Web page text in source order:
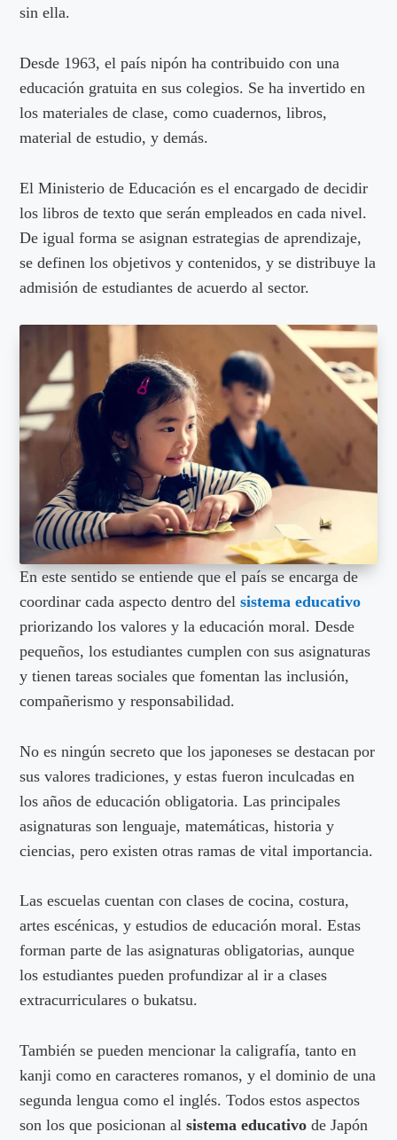
sin ella.
Desde 1963, el país nipón ha contribuido con una
educación gratuita en sus colegios. Se ha invertido en
los materiales de clase, como cuadernos, libros,
material de estudio, y demás.
El Ministerio de Educación es el encargado de decidir
los libros de texto que serán empleados en cada nivel.
De igual forma se asignan estrategias de aprendizaje,
se definen los objetivos y contenidos, y se distribuye la
admisión de estudiantes de acuerdo al sector.
En este sentido se entiende que el país se encarga de
coordinar cada aspecto dentro delsistema educativo
priorizando los valores y la educación moral. Desde
pequeños, los estudiantes cumplen con sus asignaturas
y tienen tareas sociales que fomentan las inclusión,
compañerismo y responsabilidad.
No es ningún secreto que los japoneses se destacan por
sus valores tradiciones, y estas fueron inculcadas en
los años de educación obligatoria. Las principales
asignaturas son lenguaje, matemáticas, historia y
ciencias, pero existen otras ramas de vital importancia.
Las escuelas cuentan con clases de cocina, costura,
artes escénicas, y estudios de educación moral. Estas
forman parte de las asignaturas obligatorias, aunque
los estudiantes pueden profundizar al ir a clases
extracurriculares o bukatsu.
También se pueden mencionar la caligrafía, tanto en
kanji como en caracteres romanos, y el dominio de una
segunda lengua como el inglés. Todos estos aspectos
son los que posicionan alsistema educativo de Japón